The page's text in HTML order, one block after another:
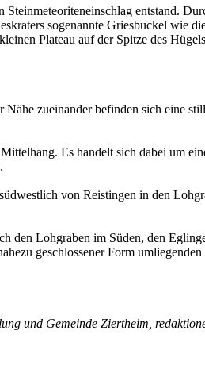
entstand.
sogenannte Griesbuckel
Pla­teau auf der Spitze des
zueinander befinden sich eine
Es handelt sich dabei um
von Reistingen in den
den Lohgraben im Süden, den
geschlossener Form
und Gemeinde Ziertheim,